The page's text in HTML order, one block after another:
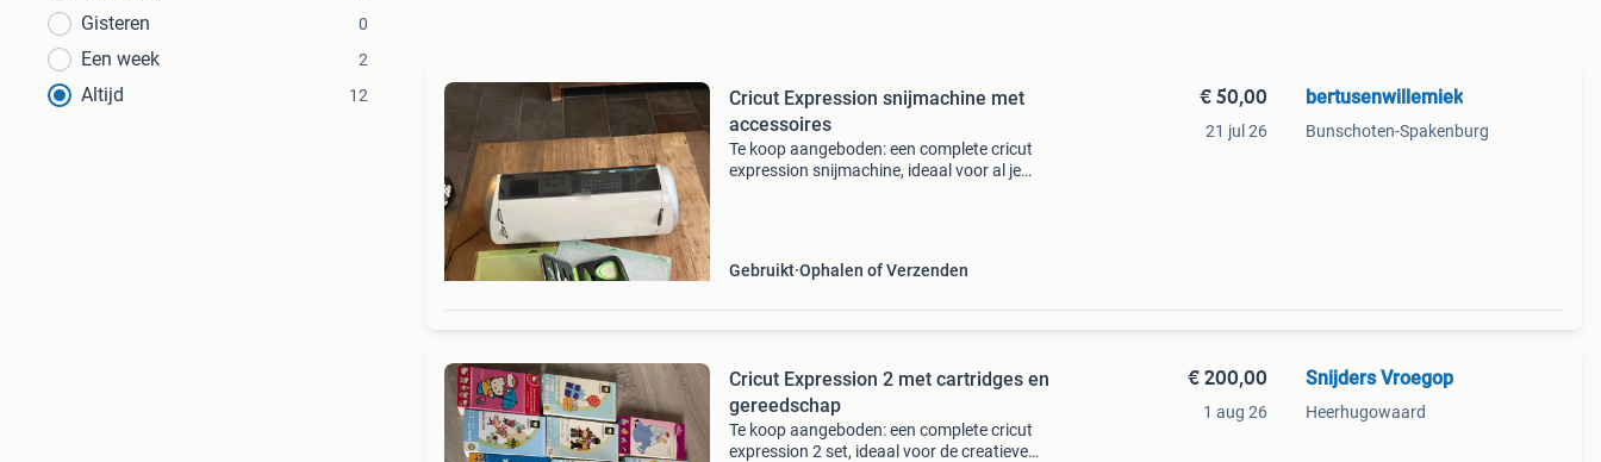
Gisteren 0
Een week 2
Altijd 12
Cricut Expression snijmachine met
accessoires
Te koop aangeboden: een complete cricut
expression snijmachine, ideaal voor al je
Gebruikt Ophalen of Verzenden
€ 50,00
21 jul 26
bertusenwillemiek
Bunschoten-Spakenburg
Cricut Expression 2 met cartridges en
gereedschap
Te koop aangeboden: een complete cricut
expression 2 set, ideaal voor de creatieve
€ 200,00
1 aug 26
Snijders Vroegop
Heerhugowaard